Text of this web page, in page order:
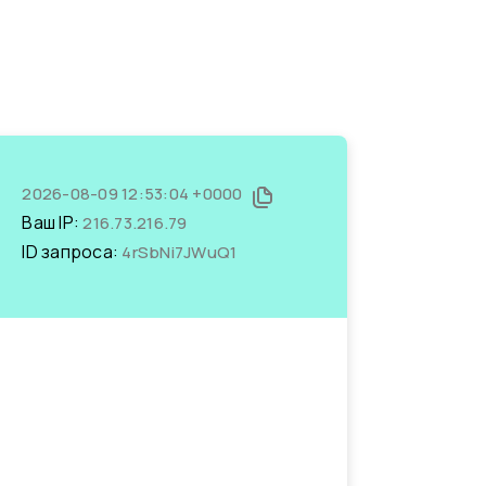
2026-08-09 12:53:04 +0000
Ваш IP:216.73.216.79
ID запроса: 4rSbNi7JWuQ1